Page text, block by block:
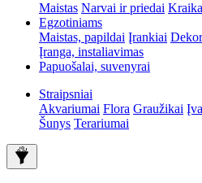
Maistas Narvai ir priedai
Egzotiniams
Maistas, papildai Įrankiai
Įranga, instaliavimas
Papuošalai, suvenyrai
Straipsniai
Akvariumai Flora Graužikai
Šunys Terariumai